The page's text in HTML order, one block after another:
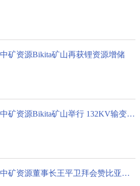
中矿资源Bikita矿山再获锂资源增储
中矿资源Bikita矿山举行 132KV输变电项目通电仪式
中矿资源董事长王平卫拜会赞比亚总统 希奇莱马并出席收购Kitumba铜矿股权签约仪式